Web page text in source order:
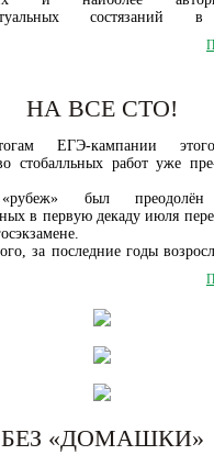
на рынке труда без
отделения
более 40 тысяч абитуриентов.
состязаний
среди участников из
НА ВСЕ СТО!
ЕГЭ-кампании
стобалльных работ уже
был преодолён
в первую декаду июля
за последние годы
БЕЗ «ДОМАШКИ»